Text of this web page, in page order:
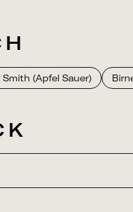
Smith (Apfel Sauer)